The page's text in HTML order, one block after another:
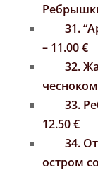
31.
– 11.00 €
32.
33.
12.50 €
34.
остром